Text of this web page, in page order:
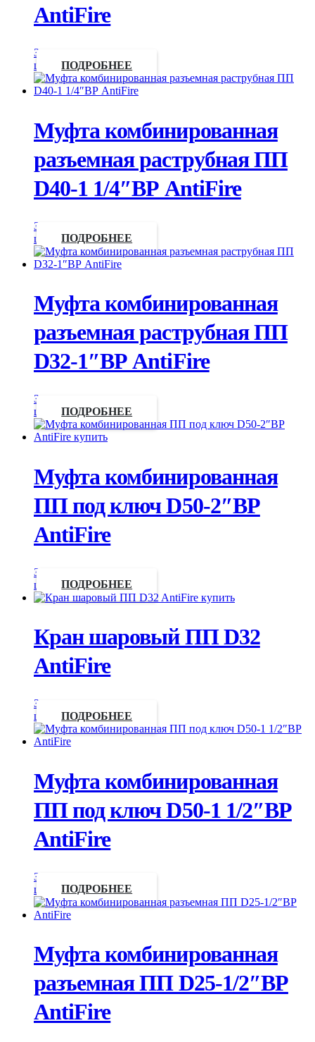
AntiFire
Запросить
цену
ПОДРОБНЕЕ
Муфта комбинированная
разъемная раструбная ПП
D40-1 1/4″ВР AntiFire
Запросить
цену
ПОДРОБНЕЕ
Муфта комбинированная
разъемная раструбная ПП
D32-1″ВР AntiFire
Запросить
цену
ПОДРОБНЕЕ
Муфта комбинированная
ПП под ключ D50-2″ВР
AntiFire
Запросить
цену
ПОДРОБНЕЕ
Кран шаровый ПП D32
AntiFire
Запросить
цену
ПОДРОБНЕЕ
Муфта комбинированная
ПП под ключ D50-1 1/2″ВР
AntiFire
Запросить
цену
ПОДРОБНЕЕ
Муфта комбинированная
разъемная ПП D25-1/2″ВР
AntiFire